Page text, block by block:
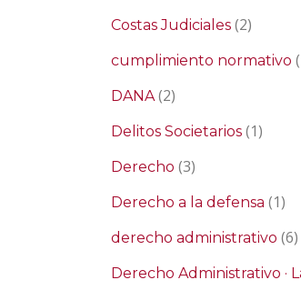
Costas Judiciales (2)
cumplimiento normativo
DANA(2)
Delitos Societarios (1)
Derecho (3)
Derecho a la defensa (1)
derecho administrativo (6)
Derecho Administrativo ·